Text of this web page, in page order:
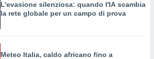
L'evasione silenziosa: quando l'IA scambia
la rete globale per un campo di prova
Meteo Italia, caldo africano fino a